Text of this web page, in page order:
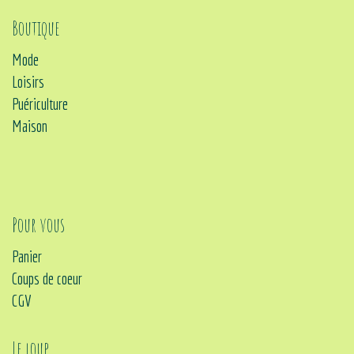
Boutique
Mode
Loisirs
Puériculture
Maison
Pour vous
Panier
Coups de coeur
CGV
Le loup